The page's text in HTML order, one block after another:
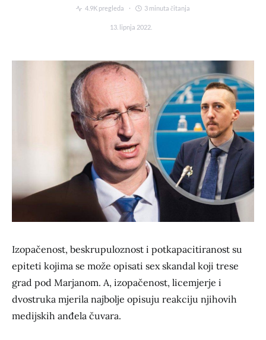
4.9K pregleda 3 minuta čitanja
13. lipnja 2022.
Izopačenost, beskrupuloznost i potkapacitiranost su
epiteti kojima se može opisati sex skandal koji trese
grad pod Marjanom. A, izopačenost, licemjerje i
dvostruka mjerila najbolje opisuju reakciju njihovih
medijskih anđela čuvara.